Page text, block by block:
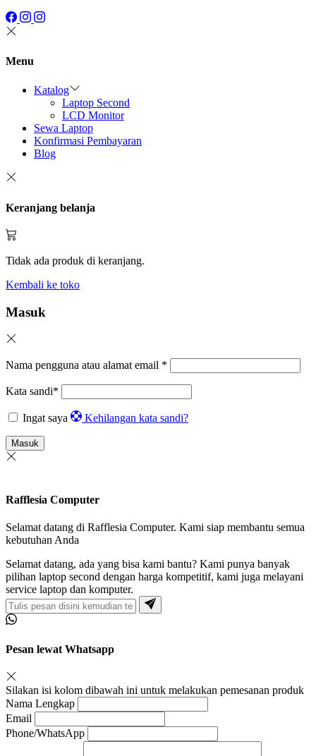
Menu
Katalog
Laptop Second
LCD Monitor
Sewa Laptop
Konfirmasi Pembayaran
Blog
Keranjang belanja
Tidak ada produk di keranjang.
Kembali ke toko
Masuk
Nama pengguna atau alamat email *
Kata sandi*
Ingat saya Kehilangan kata sandi?
Masuk
Rafflesia Computer
Selamat datang di Rafflesia Computer. Kami siap membantu semua
kebutuhan Anda
Selamat datang, ada yang bisa kami bantu? Kami punya banyak
pilihan laptop second dengan harga kompetitif, kami juga melayani
service laptop dan komputer.
Pesan lewat Whatsapp
Silakan isi kolom dibawah ini untuk melakukan pemesanan produk
Nama Lengkap
Email
Phone/WhatsApp